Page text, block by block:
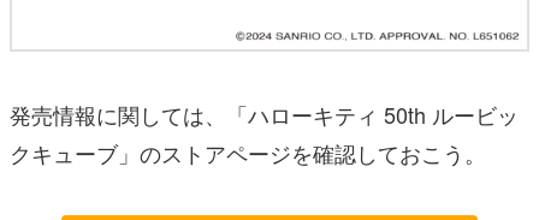
発売情報に関しては、「ハローキティ 50th ルービッ
クキューブ」のストアページを確認しておこう。